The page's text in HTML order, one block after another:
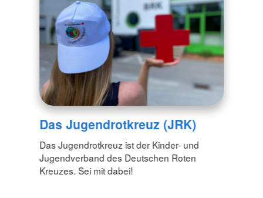
Das Jugendrotkreuz (JRK)
Das Jugendrotkreuz ist der Kinder- und
Jugendverband des Deutschen Roten
Kreuzes. Sei mit dabei!